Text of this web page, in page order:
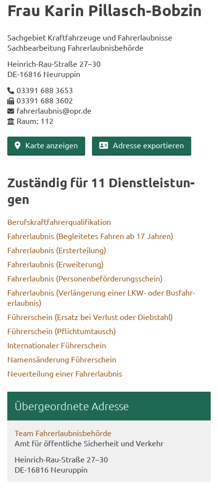
Frau Karin Pillasch-​Bobzin
Sach­ge­biet Kraft­fahr­zeu­ge und Fahr­erlaub­nis­se
Sach­be­ar­bei­tung Fahr­erlaub­nis­be­hör­de
Heinrich-​Rau-Straße 27–30
DE-​16816 Neu­rup­pin
03391 688 3653
03391 688 3602
fahr­erlaub­nis@opr.de
Raum: 112
Karte an­zei­gen Adres­se ex­por­tie­ren
Zu­stän­dig für 11 Dienst­leis­tun­
gen
Be­rufs­kraft­fah­rer­qua­li­fi­ka­ti­on
Fahr­erlaub­nis (Be­glei­te­tes Fah­ren ab 17 Jah­ren)
Fahr­erlaub­nis (Erstertei­lung)
Fahr­erlaub­nis (Er­wei­te­rung)
Fahr­erlaub­nis (Per­so­nen­be­för­de­rungs­schein)
Fahr­erlaub­nis (Ver­län­ge­rung einer LKW- oder Bus­fahr­
erlaub­nis)
Füh­rer­schein (Er­satz bei Ver­lust oder Dieb­stahl)
Füh­rer­schein (Pflicht­um­tausch)
In­ter­na­tio­na­ler Füh­rer­schein
Na­mens­än­de­rung Füh­rer­schein
Neu­er­tei­lung einer Fahr­erlaub­nis
Über­ge­ord­ne­te Adres­se
Team Fahr­erlaub­nis­be­hör­de
Amt für öf­fent­li­che Si­cher­heit und Ver­kehr
Heinrich-​Rau-Straße 27–30
DE-​16816 Neu­rup­pin